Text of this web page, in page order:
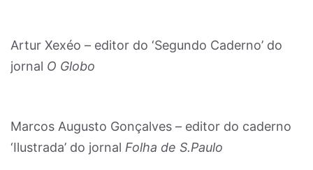
Artur Xexéo – editor do ‘Segundo Caderno’ do
jornal O Globo
Marcos Augusto Gonçalves – editor do caderno
‘Ilustrada’ do jornal Folha de S.Paulo